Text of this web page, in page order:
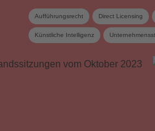
Aufführungsrecht Direct Licensing
Künstliche Intelligenz